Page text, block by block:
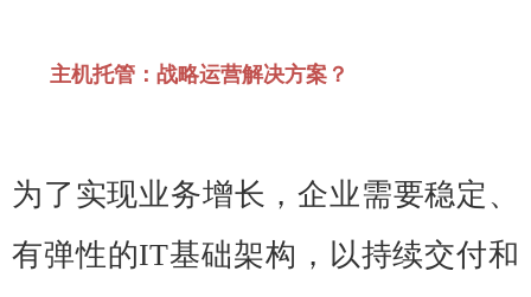
主机托管：战略运营解决方案？
为了实现业务增长，企业需要稳定、
有弹性的IT基础架构，以持续交付和